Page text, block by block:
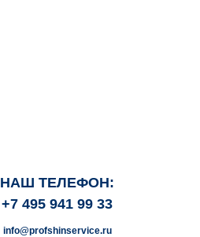
НАШ ТЕЛЕФОН:
+7 495 941 99 33
info@profshinservice.ru